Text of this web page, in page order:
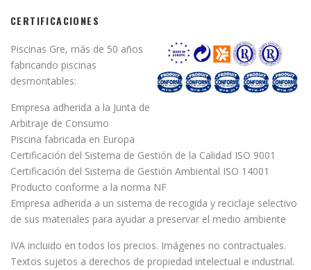
CERTIFICACIONES
Piscinas Gre, más de 50 años
fabricando piscinas
desmontables:
Empresa adherida a la Junta de
Arbitraje de Consumo
Piscina fabricada en Europa
Certificación del Sistema de Gestión de la Calidad ISO 9001
Certificación del Sistema de Gestión Ambiental ISO 14001
Producto conforme a la norma NF
Empresa adherida a un sistema de recogida y reciclaje selectivo
de sus materiales para ayudar a preservar el medio ambiente
IVA incluido en todos los precios. Imágenes no contractuales.
Textos sujetos a derechos de propiedad intelectual e industrial.